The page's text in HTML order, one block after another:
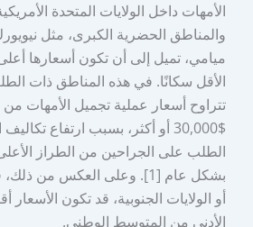
الأمهات داخل الولايات المتحدة
والمناطق الحضرية الكبرى، مثل
ميامي، تميل إلى أن تكون أسعارها
الأقل سكانًا. في هذه المناطق ذات
$30,000 أو أكثر، بسبب ارتفاع
الطلب على الجراحين من الطراز
بشكل عام [1]. وعلى العكس من
أو الولايات الجنوبية، قد تكون
الأدنى من المتوسط الوطني.